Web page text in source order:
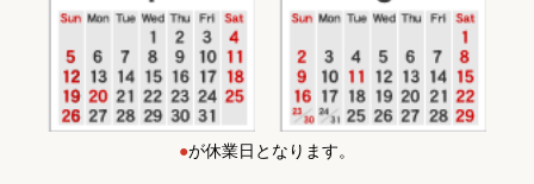
●が休業日となります。